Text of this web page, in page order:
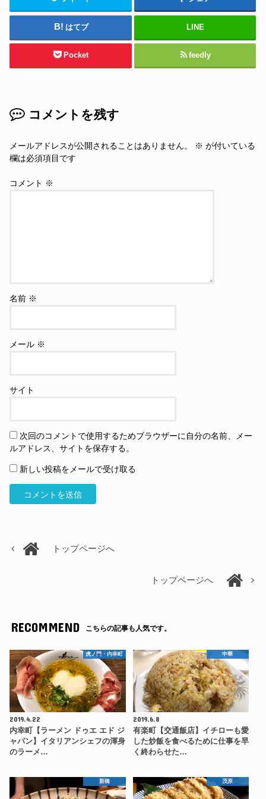
はてブ LINE
Pocket feedly
コメントを残す
メールアドレスが公開されることはありません。 ※ が付いている
欄は必須項目です
コメント ※
名前 ※
メール ※
サイト
次回のコメントで使用するためブラウザーに自分の名前、メー
ルアドレス、サイトを保存する。
新しい投稿をメールで受け取る
トップページへ
トップページへ
RECOMMEND こちらの記事も人気です。
虎ノ門・内幸町
2019.4.22
内幸町【ラーメン ドゥエ エド ジ
ャパン】イタリアンシェフの渾身
のラーメ…
中華
2019.6.8
有楽町【交通飯店】イチローも愛
した炒飯を食べるために仕事を早
く終わらせた…
新橋 茂原